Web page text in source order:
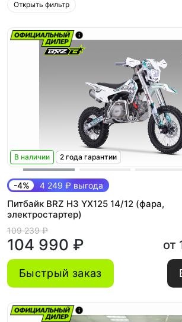
Открыть фильтр
В наличии 2 года гарантии
-4% 4 249 ₽ выгода
Питбайк BRZ H3 YX125 14/12 (фара,
электростартер)
109 239 ₽
104 990 ₽ от
Быстрый заказ